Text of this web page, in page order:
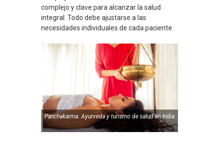
complejo y clave para alcanzar la salud
integral. Todo debe ajustarse a las
necesidades individuales de cada paciente.
Panchakarma. Ayurveday turismo de salud en India